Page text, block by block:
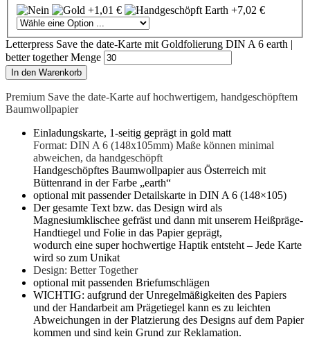
Letterpress Save the date-Karte mit Goldfolierung DIN A 6 earth |
better together Menge
In den Warenkorb
Premium Save the date-Karte auf hochwertigem, handgeschöpftem
Baumwollpapier
Einladungskarte, 1-seitig geprägt in gold matt
Format: DIN A 6 (148x105mm) Maße können minimal
abweichen, da handgeschöpft
Handgeschöpftes Baumwollpapier aus Österreich mit
Büttenrand in der Farbe „earth“
optional mit passender Detailskarte in DIN A 6 (148×105)
Der gesamte Text bzw. das Design wird als
Magnesiumklischee gefräst und dann mit unserem Heißpräge-
Handtiegel und Folie in das Papier geprägt,
wodurch eine super hochwertige Haptik entsteht – Jede Karte
wird so zum Unikat
Design: Better Together
optional mit passenden Briefumschlägen
WICHTIG: aufgrund der Unregelmäßigkeiten des Papiers
und der Handarbeit am Prägetiegel kann es zu leichten
Abweichungen in der Platzierung des Designs auf dem Papier
kommen und sind kein Grund zur Reklamation.